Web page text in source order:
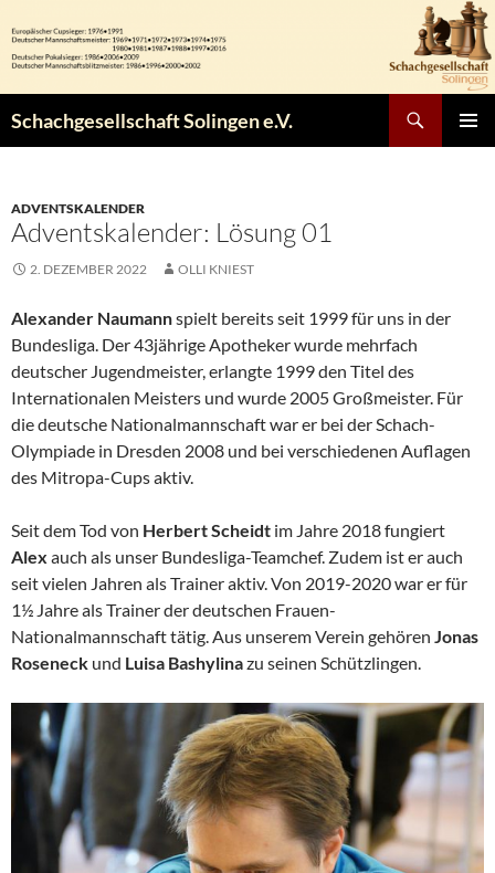
Inhalt
springen
Schachgesellschaft Solingen e.V.
ADVENTSKALENDER
Adventskalender: Lösung 01
2. DEZEMBER 2022 OLLI KNIEST
Alexander Naumannspielt bereits seit 1999 für uns in der
Bundesliga. Der 43jährige Apotheker wurde mehrfach
deutscher Jugendmeister, erlangte 1999 den Titel des
Internationalen Meisters und wurde 2005 Großmeister. Für
die deutsche Nationalmannschaft war er bei der Schach-
Olympiade in Dresden 2008 und bei verschiedenen Auflagen
des Mitropa-Cups aktiv.
Seit dem Tod von Herbert Scheidt im Jahre 2018 fungiert
Alex auch als unser Bundesliga-Teamchef. Zudem ist er auch
seit vielen Jahren als Trainer aktiv. Von 2019-2020 war er für
1½ Jahre als Trainer der deutschen Frauen-
Nationalmannschaft tätig. Aus unserem Verein gehören Jonas
Roseneck und Luisa Bashylinazu seinen Schützlingen.